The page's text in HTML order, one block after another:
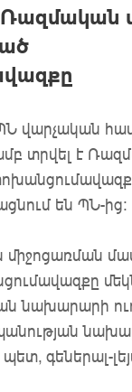
Ռազմական
վարչական
տրվել է
են ՊՆ-ից:
նախարարի
գեներալ-